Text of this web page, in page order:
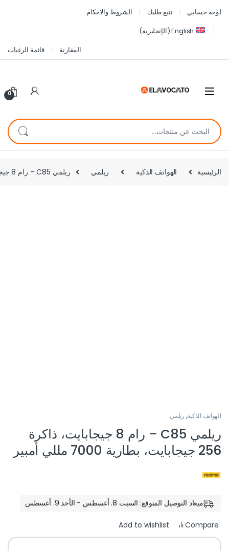
لوحة حسابي تتبع طلبك
الشروط والاحكام
English
(الإنجليزية)
المقارنة
قائمة الرغبات
0
الرئيسية الهواتف الذكية ريلمي ريلمي C85 – رام 8 جيجابايت، ذاكرة 256 جيجابايت، بطارية 7000 مللي أمبير
الهواتف الذكية, ريلمي
ريلمي C85 – رام 8 جيجابايت، ذاكرة
256 جيجابايت، بطارية 7000 مللي أمبير
ميعاد التوصيل المتوقع: السبت 8. أغسطس - الأحد 9. أغسطس
Compare
Add to wishlist